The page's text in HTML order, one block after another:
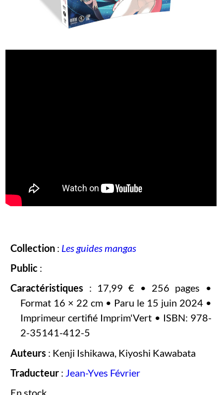
Collection : Les guides mangas
Public :
Caractéristiques : 17,99 € • 256 pages •
Format 16 × 22 cm • Paru le 15 juin 2024 •
Imprimeur certifié Imprim'Vert • ISBN: 978-
2-35141-412-5
Auteurs : Kenji Ishikawa, Kiyoshi Kawabata
Traducteur : Jean-Yves Février
En stock